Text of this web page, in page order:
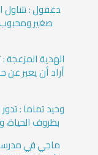
دغفول :
صغير
الهدية
أراد أن يعبر عن
وحيد تماما :
بظروف الحياة،
ماجي في